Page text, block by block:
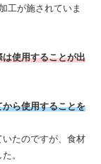
工が施されていま
使用することが出
ら使用することを
たのですが、食材
。